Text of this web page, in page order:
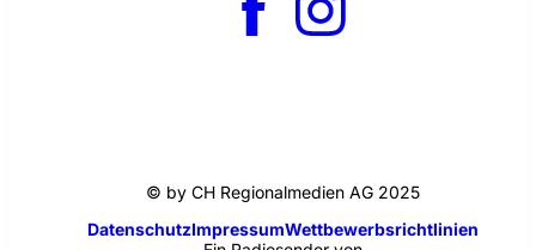
© by CH Regionalmedien AG 2025
DatenschutzImpressumWettbewerbsrichtlinien